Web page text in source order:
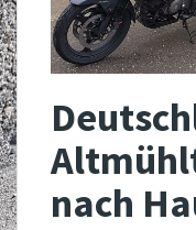
nach